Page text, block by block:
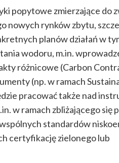
popytowe zmierzające do
nowych rynków zbytu,
planów działań w
wodoru, m.in.
różnicowe (Carbon
(np. w ramach
pracować także nad
w ramach zbliżającego się
standardów
certyfikację zielonego lub